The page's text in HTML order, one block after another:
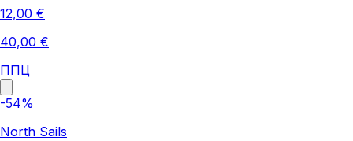
12,00 €
40,00 €
ППЦ
-54%
North Sails